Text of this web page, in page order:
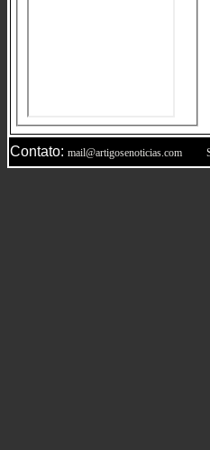
Contato: mail@artigosenoticias.com